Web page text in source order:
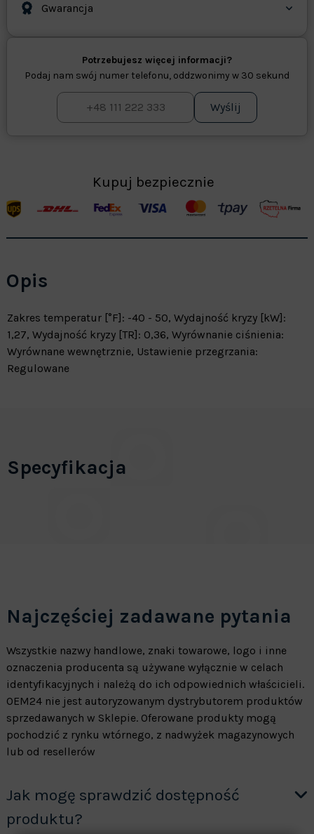
Gwarancja
Potrzebujesz więcej informacji?
Podaj nam swój numer telefonu, oddzwonimy w 30 sekund
Wyślij
Kupuj bezpiecznie
Opis
Zakres temperatur [°F]: -40 - 50, Wydajność kryzy [kW]:
1,27, Wydajność kryzy [TR]: 0,36, Wyrównanie ciśnienia:
Wyrównane wewnętrznie, Ustawienie przegrzania:
Regulowane
Specyfikacja
Najczęściej zadawane pytania
Wszystkie nazwy handlowe, znaki towarowe, logo i inne
oznaczenia producenta są używane wyłącznie w celach
identyfikacyjnych i należą do ich odpowiednich właścicieli.
OEM24 nie jest autoryzowanym dystrybutorem produktów
sprzedawanych w Sklepie. Oferowane produkty mogą
pochodzić z rynku wtórnego, z nadwyżek magazynowych
lub od resellerów
Jak mogę sprawdzić dostępność
produktu?